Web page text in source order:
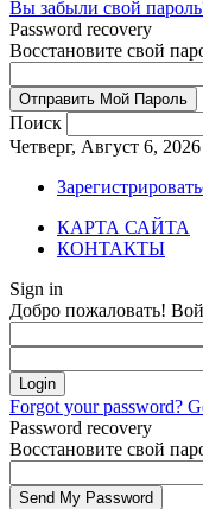
Вы забыли свой
Password recovery
Восстановите свой
Поиск
Четверг, Август 6, 2026
КАРТА САЙТА
КОНТАКТЫ
Sign in
Добро пожаловать!
Forgot your password?
Password recovery
Восстановите свой